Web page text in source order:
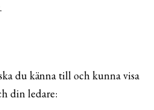
du känna till och kunna visa
din ledare: